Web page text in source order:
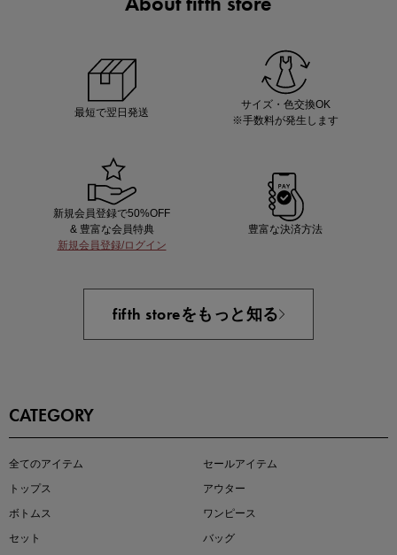
即戦力アイテム続々対象
最短で翌日発送
サイズ・色交換OK
※手数料が発生します
新規会員登録で50%OFF
& 豊富な会員特典
新規会員登録/ログイン
豊富な決済方法
fifth storeをもっと知る
CATEGORY
全てのアイテム
セールアイテム
トップス
アウター
ボトムス
ワンピース
セット
バッグ